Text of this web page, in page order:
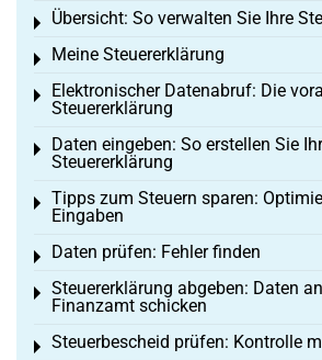
Übersicht: So verwalten Sie Ihre
Toggle menu
Meine Steuererklärung
Toggle menu
Elektronischer Datenabruf: Die
Steuererklärung
Toggle menu
Daten eingeben: So erstellen Sie
Steuererklärung
Toggle menu
Tipps zum Steuern sparen:
Eingaben
Toggle menu
Daten prüfen: Fehler finden
Toggle menu
Steuererklärung abgeben: Daten
Finanzamt schicken
Toggle menu
Steuerbescheid prüfen: Kontrolle
Toggle menu